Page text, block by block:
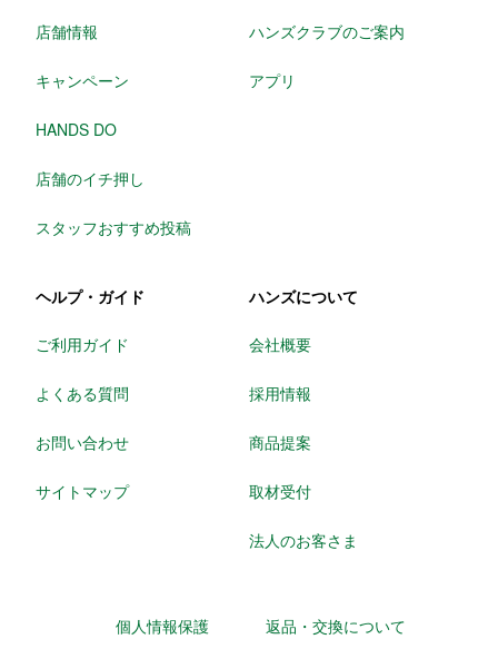
店舗情報
キャンペーン
HANDS DO
店舗のイチ押し
スタッフおすすめ投稿
ハンズクラブのご案内
アプリ
ヘルプ・ガイド
ご利用ガイド
よくある質問
お問い合わせ
サイトマップ
ハンズについて
会社概要
採用情報
商品提案
取材受付
法人のお客さま
個人情報保護 返品・交換について